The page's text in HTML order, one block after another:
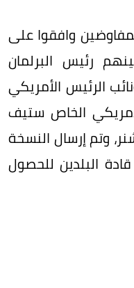
وافقوا على
رئيس البرلمان
الرئيس الأمريكي
الخاص ستيف
وتم إرسال النسخة
البلدين للحصول